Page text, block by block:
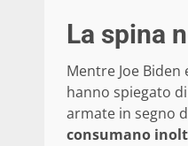
La spina
Mentre Joe
hanno spiegato
armate in segno
consumano